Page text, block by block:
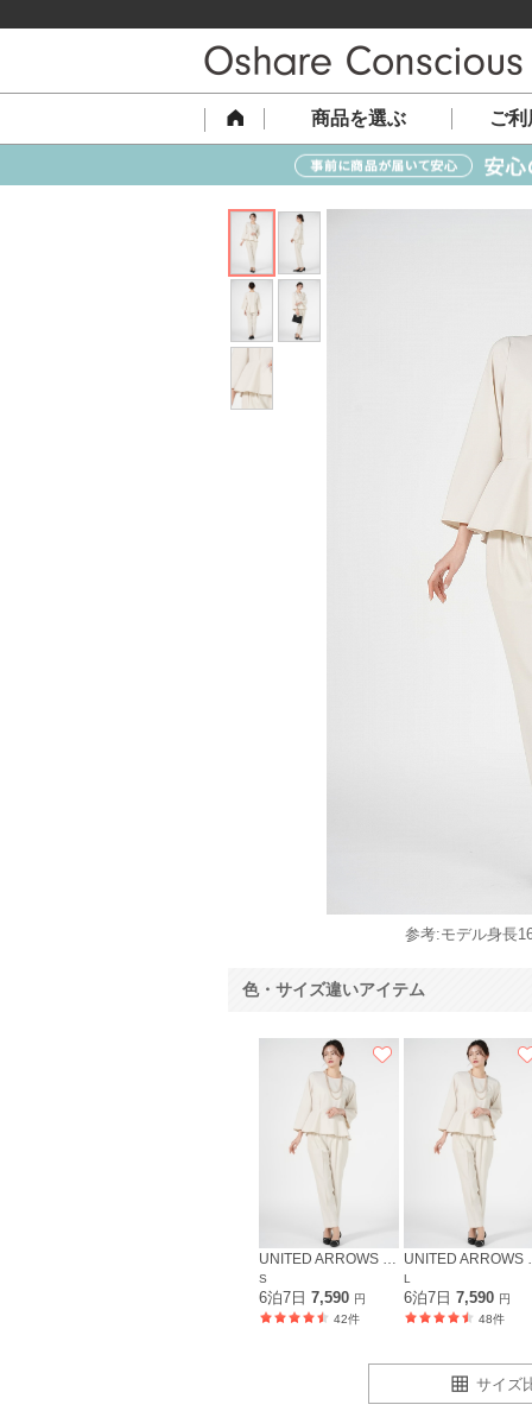
商品を選ぶ ご
参考:モデル身長
色・サイズ違いアイテム
UNITED ARROWS green label relaxing
S
6泊7日 7,590 円
42件
L
6泊7日7,590 円
48件
サイズ